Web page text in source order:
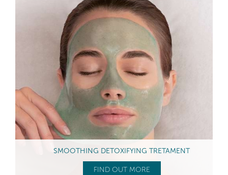
SMOOTHING DETOXIFYING TRETAMENT
FIND OUT MORE